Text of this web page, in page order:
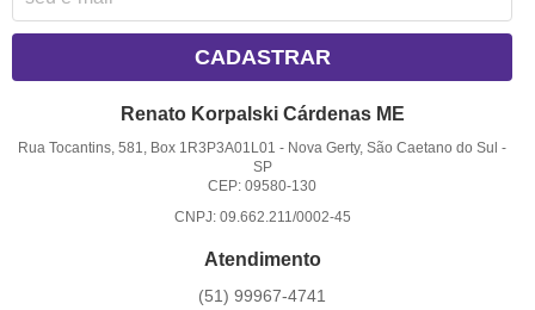
CADASTRAR
Renato Korpalski Cárdenas ME
Rua Tocantins, 581, Box 1R3P3A01L01 - Nova Gerty, São Caetano do Sul -
SP
CEP: 09580-130
CNPJ: 09.662.211/0002-45
Atendimento
(51) 99967-4741